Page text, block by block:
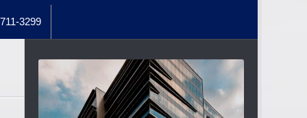
3299